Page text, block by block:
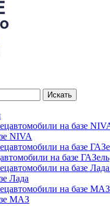
NIVA
на базе ГАЗель
Лада
МАЗ